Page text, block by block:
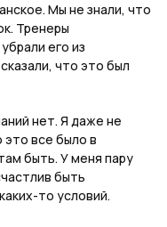
Мы не знали, что
Тренеры
его из
что это был
нет. Я даже не
это все было в
быть. У меня пару
быть
то условий.